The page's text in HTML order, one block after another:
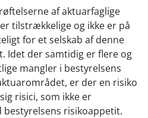
af aktuarfaglige
tilstrækkelige og ikke er på
for et selskab af denne
Idet der samtidig er flere og
mangler i bestyrelsens
er der en risiko
risici, som ikke er
risikoappetit.